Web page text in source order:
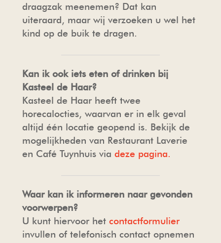
draagzak meenemen? Dat kan
uiteraard, maar wij verzoeken u wel het
kind op de buik te dragen.
Kan ik ook iets eten of drinken bij
Kasteel de Haar?
Kasteel de Haar heeft twee
horecalocties, waarvan er in elk geval
altijd één locatie geopend is. Bekijk de
mogelijkheden van Restaurant Laverie
en Café Tuynhuis via deze pagina.
Waar kan ik informeren naar gevonden
voorwerpen?
U kunt hiervoor het contactformulier
invullen of telefonisch contact opnemen